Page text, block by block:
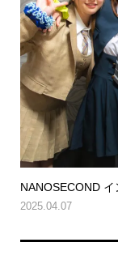
NANOSECOND
2025.04.07